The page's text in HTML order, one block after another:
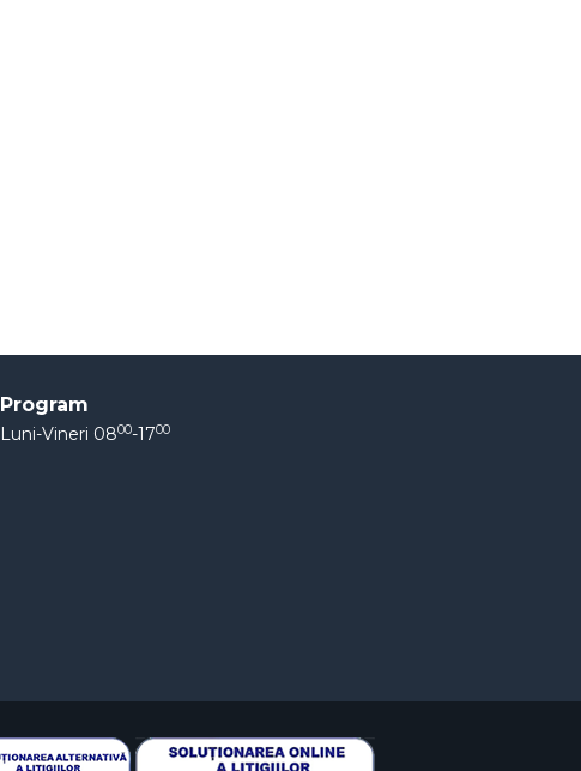
Program
Luni-Vineri 0800-1700